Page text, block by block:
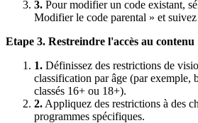
3. Pour modifier un code existant,
Modifier le code parental » et
Etape 3. Restreindre l'accès au contenu
1. Définissez des restrictions de
classification par âge (par exemple,
classés 16+ ou 18+).
2. Appliquez des restrictions à des
programmes spécifiques.